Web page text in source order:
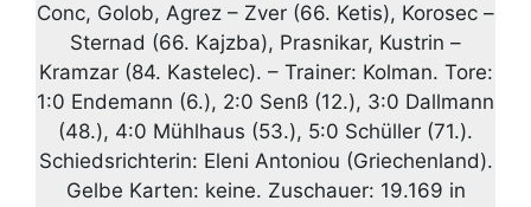
Conc, Golob, Agrez – Zver (66. Ketis), Korosec –
Sternad (66. Kajzba), Prasnikar, Kustrin –
Kramzar (84. Kastelec). – Trainer: Kolman. Tore:
1:0 Endemann (6.), 2:0 Senß (12.), 3:0 Dallmann
(48.), 4:0 Mühlhaus (53.), 5:0 Schüller (71.).
Schiedsrichterin: Eleni Antoniou (Griechenland).
Gelbe Karten: keine. Zuschauer: 19.169 in